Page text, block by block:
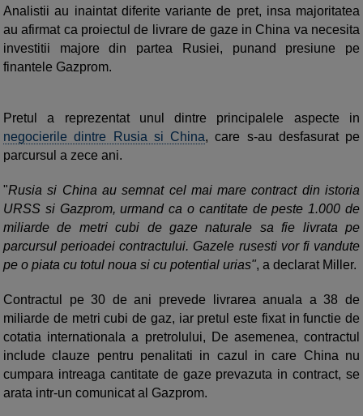
Analistii au inaintat diferite variante de pret, insa majoritatea
au afirmat ca proiectul de livrare de gaze in China va necesita
investitii majore din partea Rusiei, punand presiune pe
finantele Gazprom.
Pretul a reprezentat unul dintre principalele aspecte in
negocierile dintre Rusia si China, care s-au desfasurat pe
parcursul a zece ani.
"Rusia si China au semnat cel mai mare contract din istoria
URSS si Gazprom, urmand ca o cantitate de peste 1.000 de
miliarde de metri cubi de gaze naturale sa fie livrata pe
parcursul perioadei contractului. Gazele rusesti vor fi vandute
pe o piata cu totul noua si cu potential urias", a declarat Miller.
Contractul pe 30 de ani prevede livrarea anuala a 38 de
miliarde de metri cubi de gaz, iar pretul este fixat in functie de
cotatia internationala a pretrolului, De asemenea, contractul
include clauze pentru penalitati in cazul in care China nu
cumpara intreaga cantitate de gaze prevazuta in contract, se
arata intr-un comunicat al Gazprom.